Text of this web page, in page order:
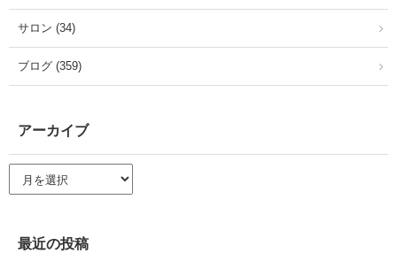
サロン (34)
ブログ (359)
アーカイブ
ー
ブ
最近の投稿